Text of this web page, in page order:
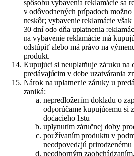
spôsobu vybavenia reklamácie sa
v odôvodnených prípadoch
neskôr; vybavenie reklamácie
30 dní odo dňa uplatnenia
na vybavenie reklamácie má
odstúpiť alebo má právo na
produkt.
Kupujúci si neuplatňuje záruku na
predávajúcim v dobe uzatvárania
Nárok na uplatnenie záruky u
zaniká:
nepredložením dokladu o
odporúčame kupujúcemu si
dodacieho listu
uplynutím záručnej doby
používaním produktu v
neodpovedajú prirodzenému
neodborným